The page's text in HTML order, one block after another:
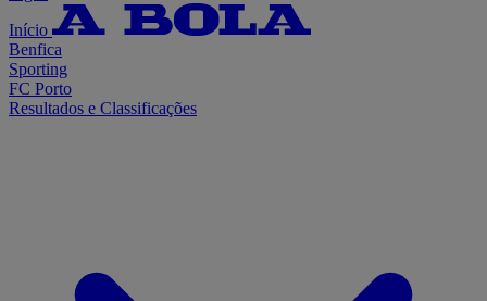
Início
Benfica
Sporting
FC Porto
Resultados e Classificações